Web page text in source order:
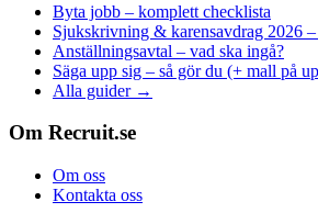
Byta jobb – komplett checklista
Sjukskrivning & karensavdrag 2026 –
Anställningsavtal – vad ska ingå?
Säga upp sig – så gör du (+ mall på
Alla guider →
Om Recruit.se
Om oss
Kontakta oss